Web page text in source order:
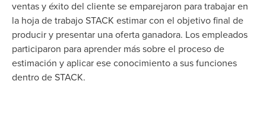
ventas y éxito del cliente se emparejaron para trabajar en
la hoja de trabajo STACK estimar con el objetivo final de
producir y presentar una oferta ganadora. Los empleados
participaron para aprender más sobre el proceso de
estimación y aplicar ese conocimiento a sus funciones
dentro de STACK.